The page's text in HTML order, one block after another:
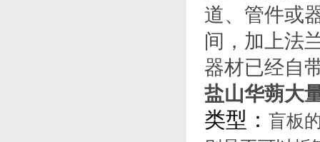
道、管件或
间，加上法
器材已经自
盐山华蒴大
类型 ： 盲板